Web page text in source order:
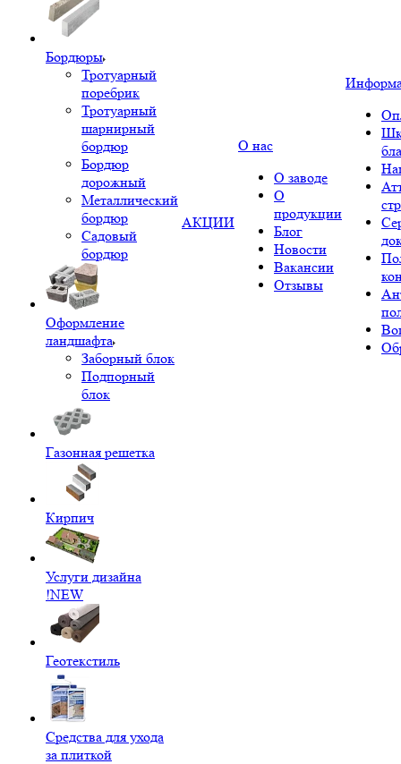
Бордюры
Тротуарный
поребрик
Тротуарный
шарнирный
бордюр
Бордюр
дорожный
Металлический
бордюр
Садовый
бордюр
Оформление
ландшафта
Заборный блок
Подпорный
блок
Газонная решетка
Кирпич
Услуги дизайна
!NEW
Геотекстиль
Средства для ухода
за плиткой
АКЦИИ
О нас
О заводе
О
продукции
Блог
Новости
Вакансии
Отзывы